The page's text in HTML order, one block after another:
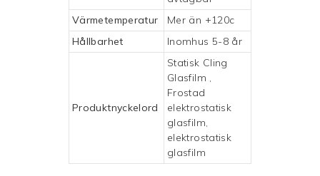
Värmetemperatur
Mer än +120c
Hållbarhet
Inomhus 5-8 år
Produktnyckelord
Statisk Cling
Glasfilm ,
Frostad
elektrostatisk
glasfilm,
elektrostatisk
glasfilm